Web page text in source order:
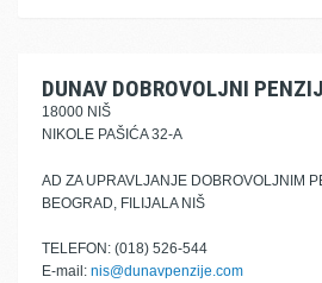
DUNAV DOBROVOLJNI
18000 NIŠ
NIKOLE PAŠIĆA 32-A
AD ZA UPRAVLJANJE DOBROVOLJNIM
BEOGRAD, FILIJALA NIŠ
TELEFON: (018) 526-544
E-mail: nis@dunavpenzije.com